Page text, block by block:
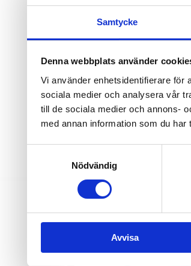
Samtycke
Denna webbplats använder
Vi använder enhetsidentifierare för
sociala medier och analysera vår
till de sociala medier och annons-
med annan information som du
Nödvändig
Avvisa